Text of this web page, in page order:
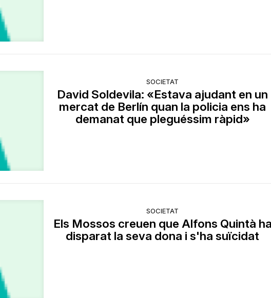
SOCIETAT
David Soldevila: «Estava ajudant en un
mercat de Berlín quan la policia ens ha
demanat que pleguéssim ràpid»
SOCIETAT
Els Mossos creuen que Alfons Quintà
disparat la seva dona i s'ha suïcidat